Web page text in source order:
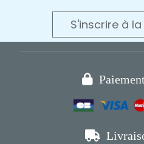
S'inscrire à

